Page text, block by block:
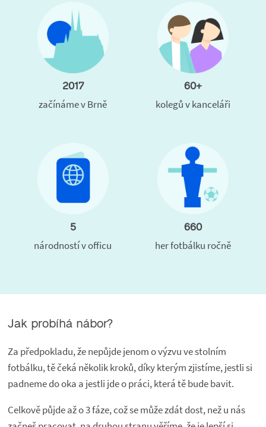
2017
začínáme v Brně
60+
kolegů v kanceláři
5
národností v officu
660
her fotbálku ročně
Jak probíhá nábor?
Za předpokladu, že nepůjde jenom o výzvu ve stolním
fotbálku, tě čeká několik kroků, díky kterým zjistíme, jestli si
padneme do oka a jestli jde o práci, která tě bude bavit.
Celkově půjde až o 3 fáze, což se může zdát dost, než u nás